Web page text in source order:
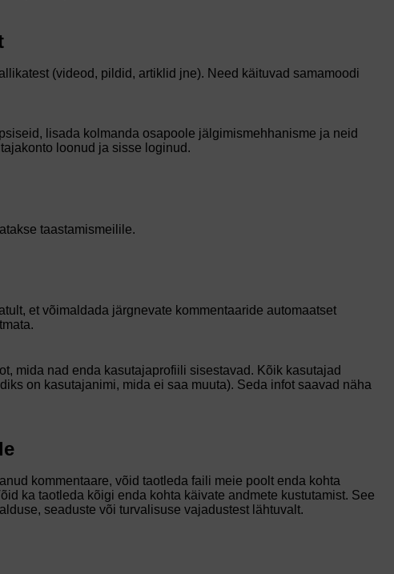
(videod, pildid, artiklid jne). Need käituvad samamoodi
lisada kolmanda osapoole jälgimismehhanisme ja neid
loonud ja sisse loginud.
taastamismeilile.
et võimaldada järgnevate kommentaaride automaatset
mida nad enda kasutajaprofiili sisestavad. Kõik kasutajad
on kasutajanimi, mida ei saa muuta). Seda infot saavad näha
kommentaare, võid taotleda faili meie poolt enda kohta
ka taotleda kõigi enda kohta käivate andmete kustutamist. See
seaduste või turvalisuse vajadustest lähtuvalt.